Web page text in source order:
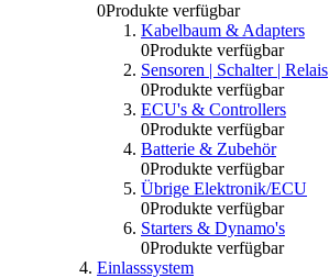
0Produkte verfügbar
Kabelbaum & Adapters
0Produkte verfügbar
Sensoren | Schalter | Relais
0Produkte verfügbar
ECU's & Controllers
0Produkte verfügbar
Batterie & Zubehör
0Produkte verfügbar
Übrige Elektronik/ECU
0Produkte verfügbar
Starters & Dynamo's
0Produkte verfügbar
Einlasssystem